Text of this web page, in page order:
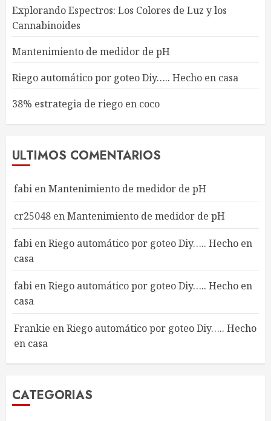
Explorando Espectros: Los Colores de Luz y los
Cannabinoides
Mantenimiento de medidor de pH
Riego automático por goteo Diy….. Hecho en casa
38% estrategia de riego en coco
ULTIMOS COMENTARIOS
fabi enMantenimiento de medidor de pH
cr25048 enMantenimiento de medidor de pH
fabi enRiego automático por goteo Diy….. Hecho en
casa
fabi enRiego automático por goteo Diy….. Hecho en
casa
Frankie enRiego automático por goteo Diy….. Hecho
en casa
CATEGORIAS